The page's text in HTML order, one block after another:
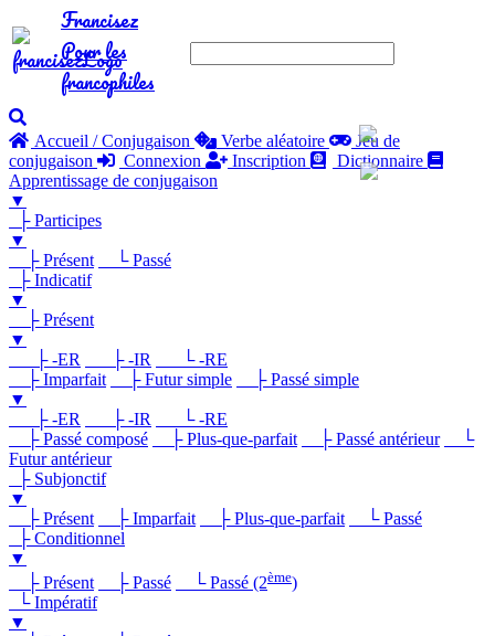
Francisez
Pour les
francophiles
Accueil / Conjugaison Verbe aléatoire
Jeu de
conjugaison
Connexion Inscription
Dictionnaire
Apprentissage de conjugaison
▼
├ Participes
▼
├ Présent
└ Passé
├ Indicatif
▼
├ Présent
▼
├ -ER
├ -IR
└ -RE
├ Imparfait
├ Futur simple
├ Passé simple
▼
├ -ER
├ -IR
└ -RE
├ Passé composé
├ Plus-que-parfait ├ Passé antérieur
└
Futur antérieur
├ Subjonctif
▼
├ Présent
├ Imparfait ├ Plus-que-parfait
└ Passé
├ Conditionnel
▼
├ Présent
├ Passé └ Passé (2ème)
└ Impératif
▼